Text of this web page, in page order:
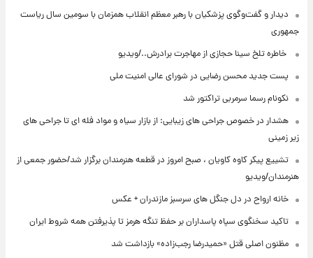
دیدار و گفت‌وگوی پزشکیان با رهبر معظم انقلاب همزمان با سومین سال ریاست
جمهوری
⁨ خاطره تلخ سینا حجازی از مهاجرت برادرش../ویدیو
پست جدید محسن رضایی در شورای عالی امنیت ملی
نکونام رسما سرمربی تراکتور شد
هشدار در خصوص جراحی های زیبایی: از بازار سیاه و مواد فله ای تا جراحی های
زیر زمینی
تشییع پیکر کاوه کاویان ، صبح امروز در قطعه هنرمندان برگزار شد/حضور جمعی از
هنرمندان/ویدیو
خانه ارواح در دل جنگل های سرسبز مازندران + عکس
تاکید سخنگوی سپاه پاسداران بر حفظ تنگه هرمز تا پذیرفتن همه شروط ایران
مظنون اصلی قتل «حمیدرضا رجب‌زاده» بازداشت شد